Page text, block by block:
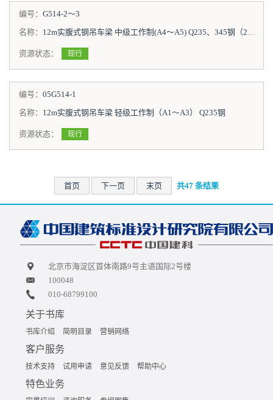
编号： G514-2～3
名称： 12m实腹式钢吊车梁 中级工作制(A4～A5) Q235、345钢（2005年合订本）
资源状态： 现行
编号： 05G514-1
名称： 12m实腹式钢吊车梁 轻级工作制（A1～A3） Q235钢
资源状态： 现行
首页 下一页 末页 共47 条结果
北京市海淀区首体南路9号主语国际2号楼
100048
010-68799100
关于书库
书库介绍 简明目录 营销网络
客户服务
技术支持 试用申请 意见反馈 帮助中心
特色业务